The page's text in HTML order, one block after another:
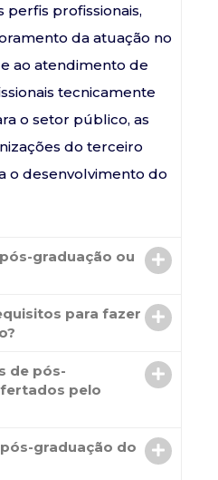
perfis profissionais,
da atuação no
ao atendimento de
tecnicamente
o setor público, as
do terceiro
o desenvolvimento do
graduação ou
para fazer
de pós-
pelo
graduação do